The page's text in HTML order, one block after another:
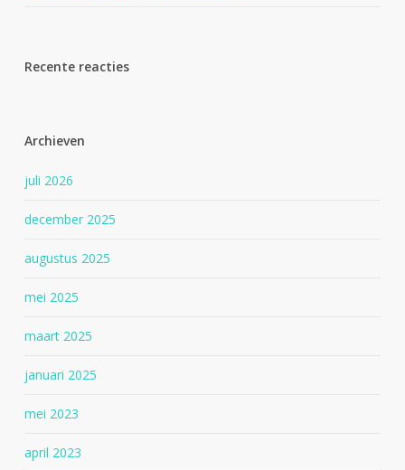
Recente reacties
Archieven
juli 2026
december 2025
augustus 2025
mei 2025
maart 2025
januari 2025
mei 2023
april 2023